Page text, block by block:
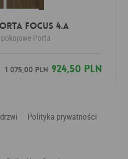
FOCUS 4.A
Porta
1 075,00 PLN924,50 PLN
Polityka prywatności